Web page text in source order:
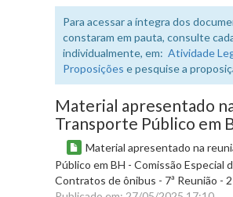
Para acessar a íntegra dos
constaram em pauta, consulte
individualmente, em: Atividade
Proposições e pesquise a
Material apresentado
Transporte Público em
Material apresentado na
Público em BH - Comissão Especial
Contratos de ônibus - 7ª Reunião -